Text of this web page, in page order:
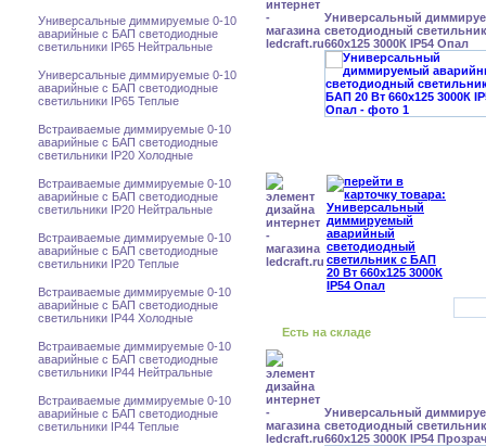
Универсальные диммируемые 0-10
аварийные с БАП светодиодные
светильники IP65 Нейтральные
Универсальные диммируемые 0-10
аварийные с БАП светодиодные
светильники IP65 Теплые
Встраиваемые диммируемые 0-10
аварийные с БАП светодиодные
светильники IP20 Холодные
Встраиваемые диммируемые 0-10
аварийные с БАП светодиодные
светильники IP20 Нейтральные
Встраиваемые диммируемые 0-10
аварийные с БАП светодиодные
светильники IP20 Теплые
Встраиваемые диммируемые 0-10
аварийные с БАП светодиодные
светильники IP44 Холодные
Встраиваемые диммируемые 0-10
аварийные с БАП светодиодные
светильники IP44 Нейтральные
Встраиваемые диммируемые 0-10
аварийные с БАП светодиодные
светильники IP44 Теплые
Универсальный
светодиодный
660x125 3000К IP54 Опал
Есть на складе
Универсальный
светодиодный
660x125 3000К IP54